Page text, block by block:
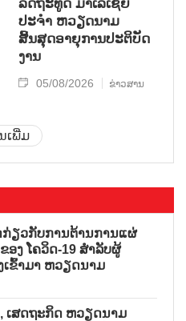
ລັດຖະທູດ ມາເລເຊຍ
ປະຈຳ ຫວຽດນາມ
ສິ້ນສຸດອາຍຸການປະຕິບັດ
ງານ
05/08/2026 ຂ່າວສານ
ເພີ່ມ
ຽວກັບການຕ້ານການແຜ່
ອງ ໂຄວິດ-19 ສຳລັບຜູ້
ເຂົ້າມາ ຫວຽດນາມ
ເສດຖະກິດ ຫວຽດນາມ